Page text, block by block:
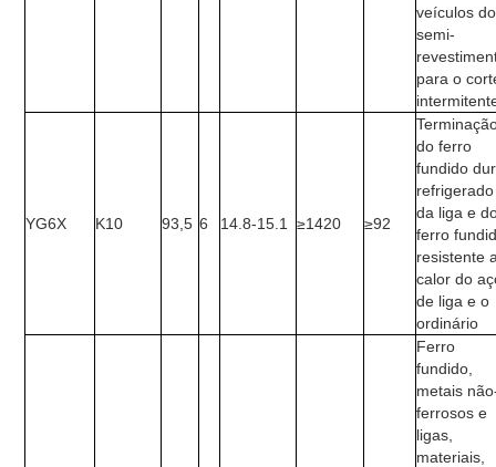
veículos do
semi-
para o
YG6X K10 93,5 6 14.8-15.1 ≥1420 ≥92
do ferro
fundido
refrigerado
da liga e
ferro
resistente
calor do
de liga e o
ordinário
Ferro
fundido,
metais
ferrosos e
ligas,
materiais,